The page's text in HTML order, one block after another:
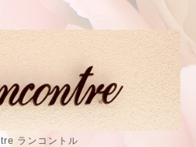
ランコントル